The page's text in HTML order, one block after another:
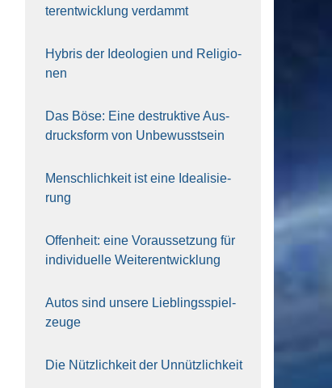
ter­ent­wick­lung ver­dammt
Hybris der Ideo­lo­gien und Reli­gio­
nen
Das Böse: Eine destruk­ti­ve Aus­
drucks­form von Unbe­wusst­sein
Mensch­lich­keit ist eine Idea­li­sie­
rung
Offen­heit: eine Vor­aus­set­zung für
indi­vi­du­el­le Wei­ter­ent­wick­lung
Autos sind unse­re Lieb­lings­spiel­
zeu­ge
Die Nütz­lich­keit der Unnütz­lich­keit